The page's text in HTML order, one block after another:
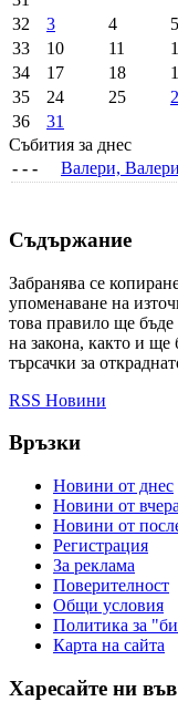
32
3 4 5
33
10 11
34
17 18
35
24 25
36
31
Събития за днес
- - -
Валери,
Съдържание
Забранява се
упоменаване на
това правило ще
на закона, както и ще
търсачки за
RSS Новини
Връзки
Новини от днес
Новини от вчера
Новини от
Регистрация
За реклама
Πoвepитeлнocт
Общи условия
Политика за
Карта на сайта
Харесайте ни